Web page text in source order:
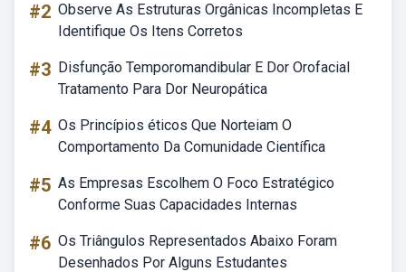
#2 Observe As Estruturas Orgânicas Incompletas E
Identifique Os Itens Corretos
#3 Disfunção Temporomandibular E Dor Orofacial
Tratamento Para Dor Neuropática
#4 Os Princípios éticos Que Norteiam O
Comportamento Da Comunidade Científica
#5 As Empresas Escolhem O Foco Estratégico
Conforme Suas Capacidades Internas
#6 Os Triângulos Representados Abaixo Foram
Desenhados Por Alguns Estudantes